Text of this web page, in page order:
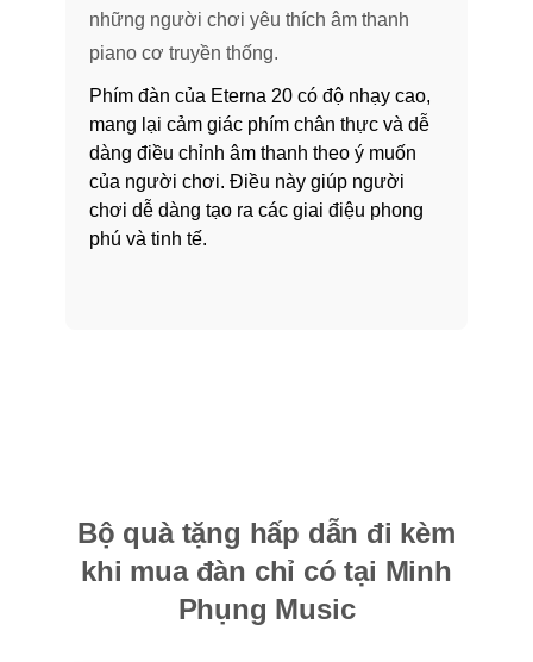
những người chơi yêu thích âm thanh
piano cơ truyền thống.
Phím đàn của Eterna 20 có độ nhạy cao,
mang lại cảm giác phím chân thực và dễ
dàng điều chỉnh âm thanh theo ý muốn
của người chơi. Điều này giúp người
chơi dễ dàng tạo ra các giai điệu phong
phú và tinh tế.
Bộ quà tặng hấp dẫn đi kèm
khi mua đàn chỉ có tại Minh
Phụng Music